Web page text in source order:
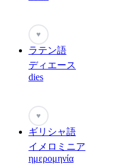
♥
ラテン語
ディエース
dies
♥
ギリシャ語
イメロミニア
ημερομηνία